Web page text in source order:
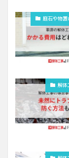
庭石や物置
解体